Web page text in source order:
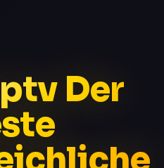
Der